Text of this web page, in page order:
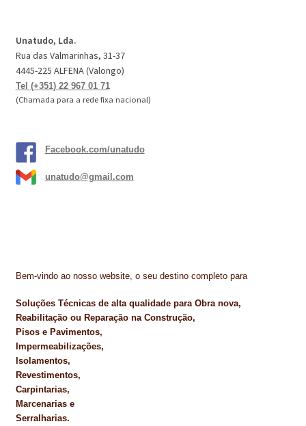
Unatudo, Lda.
Rua das Valmarinhas, 31-37
4445-225 ALFENA (Valongo)
Tel (+351) 22 967 01 71
(Chamada para a rede fixa nacional)
Facebook.com/unatudo
unatudo@gmail.com
Bem-vindo ao nosso website, o seu destino completo para
Soluções Técnicas de alta qualidade para Obra nova,
Reabilitação ou Reparação na Construção,
Pisos e Pavimentos,
Impermeabilizações,
Isolamentos,
Revestimentos,
Carpintarias,
Marcenarias e
Serralharias.